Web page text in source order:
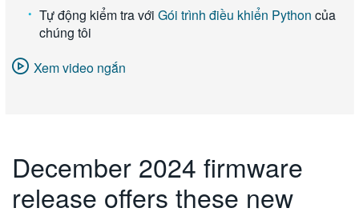
Tự động kiểm tra với Gói trình điều khiển Python của
chúng tôi
Xem video ngắn
December 2024 firmware
release offers these new